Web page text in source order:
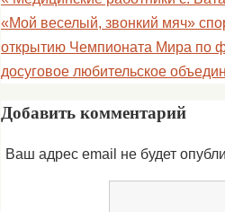
«Мой веселый, звонкий мяч»
открытию Чемпионата Мира по
досуговое любительское
Добавить комментарий
Ваш адрес email не будет